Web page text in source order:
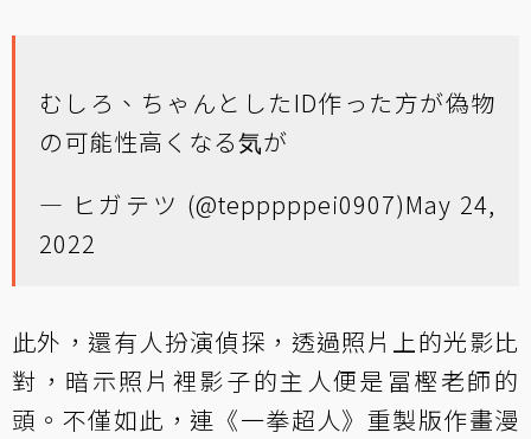
むしろ、ちゃんとしたID作った方が偽物
の可能性高くなる気が
— ヒガテツ (@tepppppei0907)May 24,
2022
此外，還有人扮演偵探，透過照片上的光影比
對，暗示照片裡影子的主人便是冨樫老師的
頭。不僅如此，連《一拳超人》重製版作畫漫